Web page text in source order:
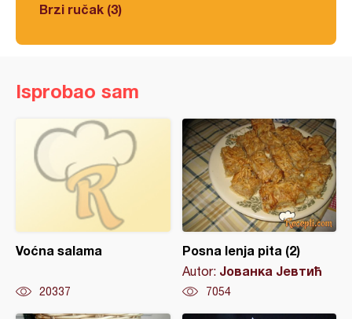
Brzi ručak (3)
Isprobao sam
Voćna salama
20337
Posna lenja pita (2)
Autor: Јованка Јевтић
7054